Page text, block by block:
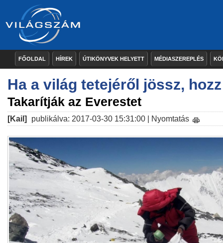
FŐOLDAL HÍREK ÚTIKÖNYVEK HELYETT MÉDIASZEREPLÉS
Ha a világ tetejéről jössz,
Takarítják az Everestet
[Kail] publikálva: 2017-03-30 15:31:00 | Nyomtatás